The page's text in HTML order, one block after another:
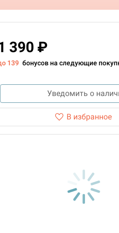
390 ₽
139 бонусов на следующие
Уведомить о
В избранное